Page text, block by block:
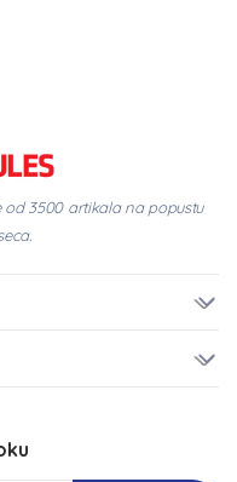
3500 artikala na popustu